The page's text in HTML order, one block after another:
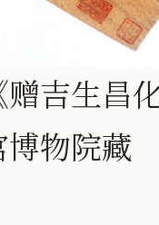
赠吉生昌
物院藏